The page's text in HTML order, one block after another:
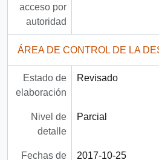
acceso por
autoridad
ÁREA DE CONTROL DE LA
Estado de
elaboración
Revisado
Nivel de
detalle
Parcial
Fechas de
2017-10-25